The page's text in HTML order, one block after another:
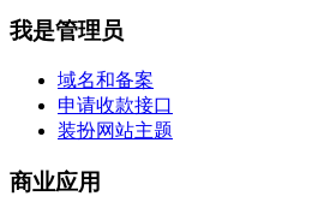
我是管理员
域名和备案
申请收款接口
装扮网站主题
商业应用